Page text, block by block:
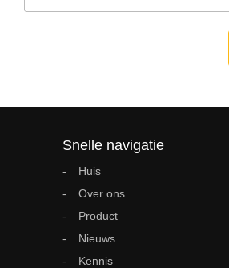
Snelle navigatie
Huis
Over ons
Product
Nieuws
Kennis